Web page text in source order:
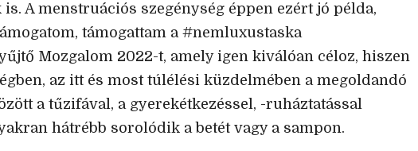
is. A menstruációs szegénység éppen ezért jó példa,
támogattam a #nemluxustaska
Mozgalom 2022-t, amely igen kiválóan céloz, hiszen
az itt és most túlélési küzdelmében a megoldandó
a tűzifával, a gyerekétkezéssel, -ruháztatással
hátrébb sorolódik a betét vagy a sampon.